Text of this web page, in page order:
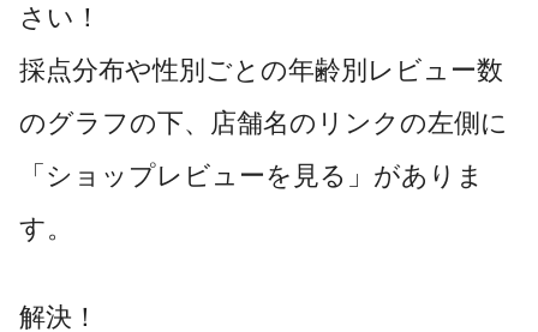
さい！
採点分布や性別ごとの年齢別レビュー数
のグラフの下、店舗名のリンクの左側に
「ショップレビューを見る」がありま
す。
解決！